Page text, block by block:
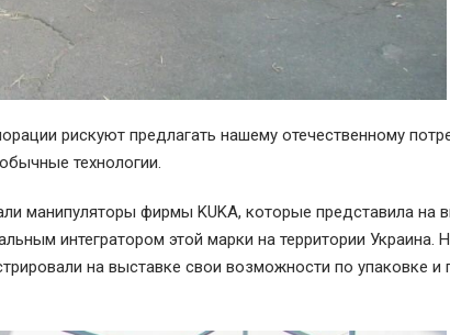
рискуют предлагать нашему отечественному
технологии.
манипуляторы фирмы KUKA, которые представила на
интегратором этой марки на территории Украина.
на выставке свои возможности по упаковке и